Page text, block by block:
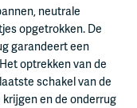
neutrale
opgetrokken. De
garandeert een
optrekken van de
schakel van de
en de onderrug